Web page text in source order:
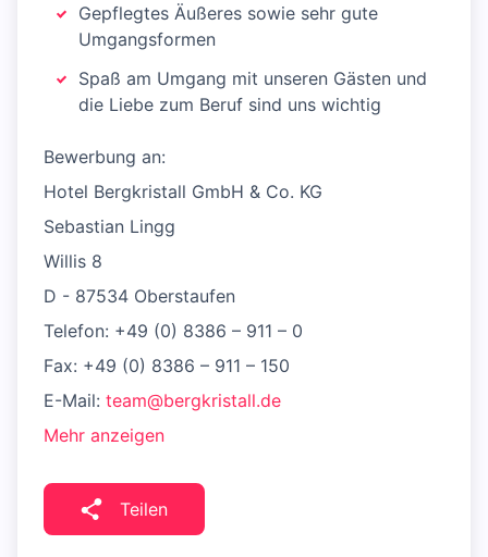
Gepflegtes Äußeres sowie sehr gute
Umgangsformen
Spaß am Umgang mit unseren Gästen und
die Liebe zum Beruf sind uns wichtig
Bewerbung an:
Hotel Bergkristall GmbH & Co. KG
Sebastian Lingg
Willis 8
D - 87534 Oberstaufen
Telefon: +49 (0) 8386 – 911 – 0
Fax: +49 (0) 8386 – 911 – 150
E-Mail: team@bergkristall.de
Mehr anzeigen
Teilen